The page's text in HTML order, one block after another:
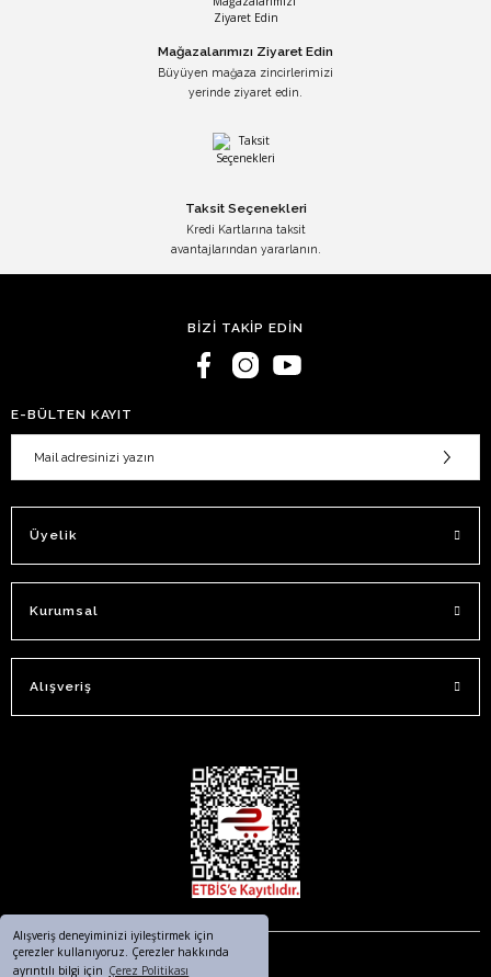
Alışveriş deneyiminizi iyileştirmek için
çerezler kullanıyoruz. Çerezler hakkında
ayrıntılı bilgi için Çerez Politikası
Mağazalarımızı Ziyaret Edin
Büyüyen mağaza zincirlerimizi
yerinde ziyaret edin.
Taksit Seçenekleri
Kredi Kartlarına taksit
avantajlarından yararlanın.
BİZİ TAKİP EDİN
E-BÜLTEN KAYIT
Üyelik
Kurumsal
Alışveriş